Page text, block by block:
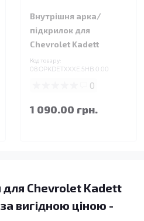
Внутрішня арка/
підкрилок для
Chevrolet Kadett
Код товару:
08.OPKDETXXXE.5HB.0.00
0
1 090.00 грн.
для Chevrolet Kadett
вигідною ціною -